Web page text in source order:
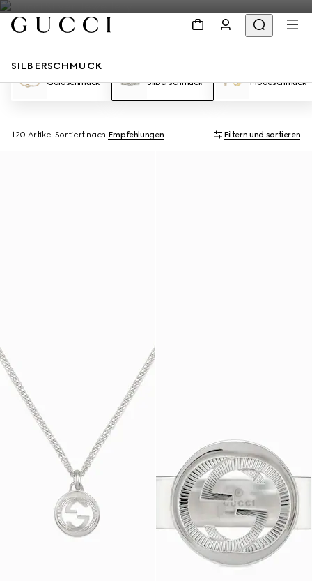
SILBERSCHMUCK
Goldschmuck Silberschmuck Modeschmuck
120 Artikel Sortiert nach Empfehlungen Filtern und sortieren